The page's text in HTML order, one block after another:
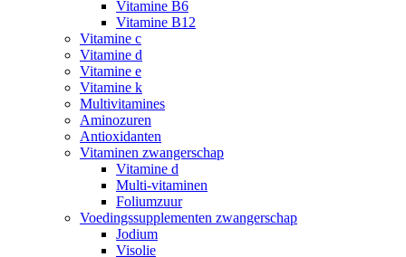
Vitamine B6
Vitamine B12
Vitamine c
Vitamine d
Vitamine e
Vitamine k
Multivitamines
Aminozuren
Antioxidanten
Vitaminen zwangerschap
Vitamine d
Multi-vitaminen
Foliumzuur
Voedingssupplementen zwangerschap
Jodium
Visolie